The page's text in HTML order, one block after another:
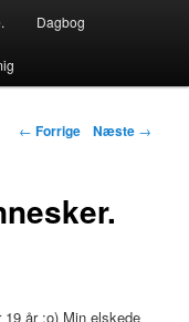
Dagbog
← Forrige Næste →
19 år ;o) Min elskede